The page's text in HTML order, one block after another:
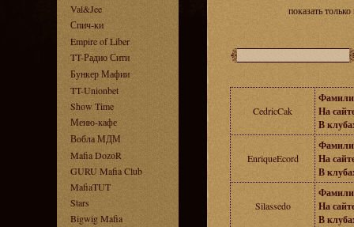
Val&Jee
Спич-ки
Empire of Liber
TT-Радио Сити
Бункер Мафии
TT-Unionbet
Show Time
Меню-кафе
Вобла МДМ
Mafia DozoR
GURU Mafia Club
MafiaTUT
Stars
Bigwig Mafia
показать
CedricCak
На
В
EnriqueEcord
На
В
Silassedo
На
В